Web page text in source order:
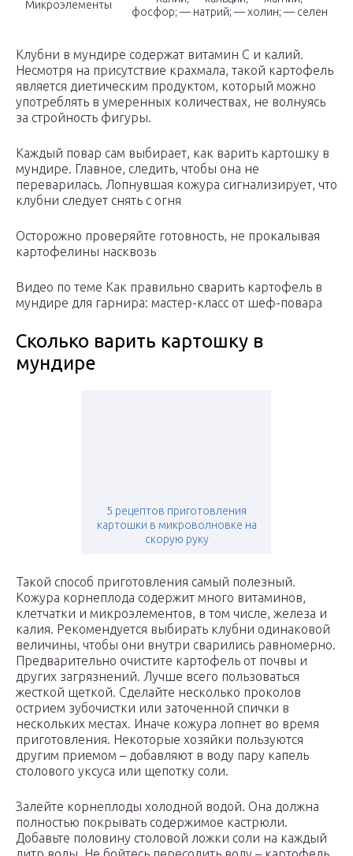
Микроэлементы
фосфор; — натрий; — холин; — селен
Клубни в мундире содержат витамин С и калий.
Несмотря на присутствие крахмала, такой картофель
является диетическим продуктом, который можно
употреблять в умеренных количествах, не волнуясь
за стройность фигуры.
Каждый повар сам выбирает, как варить картошку в
мундире. Главное, следить, чтобы она не
переварилась. Лопнувшая кожура сигнализирует, что
клубни следует снять с огня
Осторожно проверяйте готовность, не прокалывая
картофелины насквозь
Видео по теме Как правильно сварить картофель в
мундире для гарнира: мастер-класс от шеф-повара
Сколько варить картошку в
мундире
5 рецептов приготовления
картошки в микроволновке на
скорую руку
Такой способ приготовления самый полезный.
Кожура корнеплода содержит много витаминов,
клетчатки и микроэлементов, в том числе, железа и
калия. Рекомендуется выбирать клубни одинаковой
величины, чтобы они внутри сварились равномерно.
Предварительно очистите картофель от почвы и
других загрязнений. Лучше всего пользоваться
жесткой щеткой. Сделайте несколько проколов
острием зубочистки или заточенной спички в
нескольких местах. Иначе кожура лопнет во время
приготовления. Некоторые хозяйки пользуются
другим приемом – добавляют в воду пару капель
столового уксуса или щепотку соли.
Залейте корнеплоды холодной водой. Она должна
полностью покрывать содержимое кастрюли.
Добавьте половину столовой ложки соли на каждый